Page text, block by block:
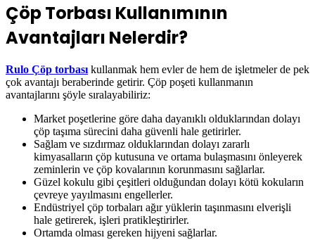
Çöp Torbası Kullanımının
Avantajları Nelerdir?
Rulo Çöp torbasıkullanmak hem evler de hem de işletmeler de pek
çok avantajı beraberinde getirir. Çöp poşeti kullanmanın
avantajlarını şöyle sıralayabiliriz:
Market poşetlerine göre daha dayanıklı olduklarından dolayı
çöp taşıma sürecini daha güvenli hale getirirler.
Sağlam ve sızdırmaz olduklarından dolayı zararlı
kimyasalların çöp kutusuna ve ortama bulaşmasını önleyerek
zeminlerin ve çöp kovalarının korunmasını sağlarlar.
Güzel kokulu gibi çeşitleri olduğundan dolayı kötü kokuların
çevreye yayılmasını engellerler.
Endüstriyel çöp torbaları ağır yüklerin taşınmasını elverişli
hale getirerek, işleri pratikleştirirler.
Ortamda olması gereken hijyeni sağlarlar.